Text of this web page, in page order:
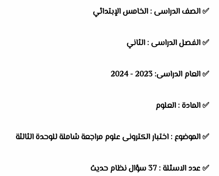
✅ الصف الدراسى : الخامس الإبتدائي
✅ الفصل الدراسى : الثاني
✅ العام الدراسى: 2023 - 2024
✅ المادة : العلوم
✅ الموضوع : اختبار الكترونى علوم مراجعة شاملة للوحدة الثالثة
✅ عدد الاسئلة : 37 سؤال نظام حديث